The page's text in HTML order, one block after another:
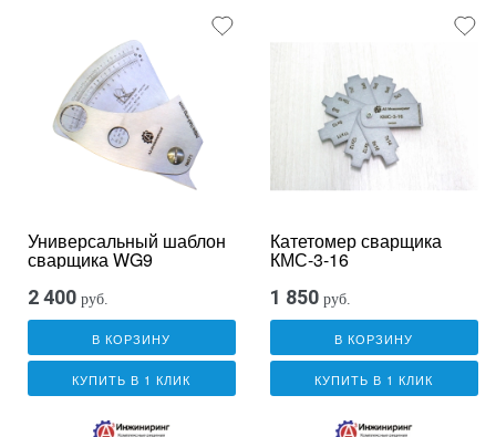
Универсальный шаблон
сварщика WG9
2 400 руб.
В КОРЗИНУ
КУПИТЬ В 1 КЛИК
Катетомер сварщика
КМС-3-16
1 850 руб.
В КОРЗИНУ
КУПИТЬ В 1 КЛИК